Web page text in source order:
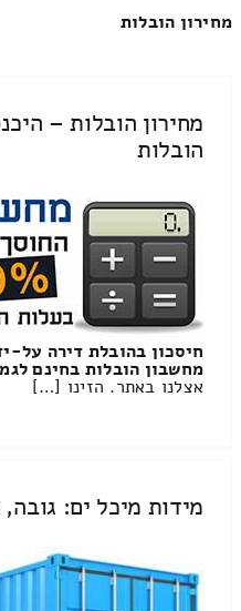
מחירון הובלות
מחירון הובלות –
הובלות
חיסכון בהובלת דירה על-
מחשבון הובלות בחינם
אצלנו באתר. הזינו […]
מידות מיכל ים: